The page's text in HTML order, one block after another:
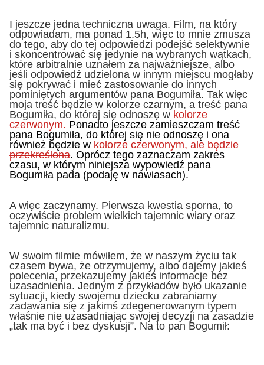
I jeszcze jedna techniczna uwaga. Film, na który
odpowiadam, ma ponad 1.5h, więc to mnie zmusza
do tego, aby do tej odpowiedzi podejść selektywnie
i skoncentrować się jedynie na wybranych wątkach,
które arbitralnie uznałem za najważniejsze, albo
jeśli odpowiedź udzielona w innym miejscu mogłaby
się pokrywać i mieć zastosowanie do innych
pominiętych argumentów pana Bogumiła. Tak więc
moja treść będzie w kolorze czarnym, a treść pana
Bogumiła, do której się odnoszę w kolorze
czerwonym. Ponadto jeszcze zamieszczam treść
pana Bogumiła, do której się nie odnoszę i ona
również będzie w kolorze czerwonym, ale będzie
przekreślona. Oprócz tego zaznaczam zakres
czasu, w którym niniejsza wypowiedź pana
Bogumiła pada (podaję w nawiasach).
A więc zaczynamy. Pierwsza kwestia sporna, to
oczywiście problem wielkich tajemnic wiary oraz
tajemnic naturalizmu.
W swoim filmie mówiłem, że w naszym życiu tak
czasem bywa, że otrzymujemy, albo dajemy jakieś
polecenia, przekazujemy jakieś informacje bez
uzasadnienia. Jednym z przykładów było ukazanie
sytuacji, kiedy swojemu dziecku zabraniamy
zadawania się z jakimś zdegenerowanym typem
właśnie nie uzasadniając swojej decyzji na zasadzie
„tak ma być i bez dyskusji”. Na to pan Bogumił: